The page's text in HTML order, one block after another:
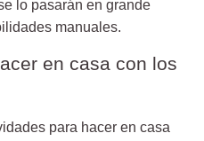
lo pasarán en grande
manuales.
en casa con los
para hacer en casa